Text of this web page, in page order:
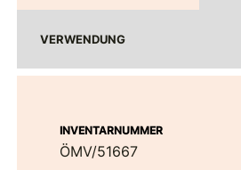
VERWENDUNG
INVENTARNUMMER
ÖMV/51667